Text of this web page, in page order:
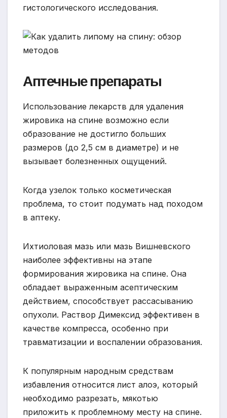
гистологического исследования.
Аптечные препараты
Использование лекарств для удаления
жировика на спине возможно если
образование не достигло больших
размеров (до 2,5 см в диаметре) и не
вызывает болезненных ощущений.
Когда узелок только косметическая
проблема, то стоит подумать над походом
в аптеку.
Ихтиоловая мазь или мазь Вишневского
наиболее эффективны на этапе
формирования жировика на спине. Она
обладает выраженным асептическим
действием, способствует рассасыванию
опухоли. Раствор Димексид эффективен в
качестве компресса, особенно при
травматизации и воспалении образования.
К популярным народным средствам
избавления относится лист алоэ, который
необходимо разрезать, мякотью
приложить к проблемному месту на спине.